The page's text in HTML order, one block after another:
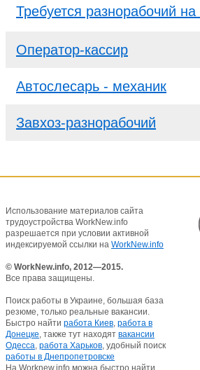
Требуется разнорабочий на
Оператор-кассир
Автослесарь - механик
Завхоз-разнорабочий
Использование материалов сайта
трудоустройства WorkNew.info
разрешается при условии активной
индексируемой ссылки на WorkNew.info
© WorkNew.info, 2012—2015.
Все права защищены.
Поиск работы в Украине, большая база
резюме, только реальные вакансии.
Быстро найти работа Киев, работа в
Донецке, также тут находят вакансии
Одесса, работа Харьков, удобный поиск
работы в Днепропетровске
На Worknew.info можна быстро найти